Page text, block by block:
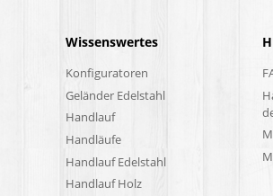
Wissenswertes
Konfiguratoren
Geländer Edelstahl
Handlauf
Handläufe
Handlauf Edelstahl
Handlauf Holz